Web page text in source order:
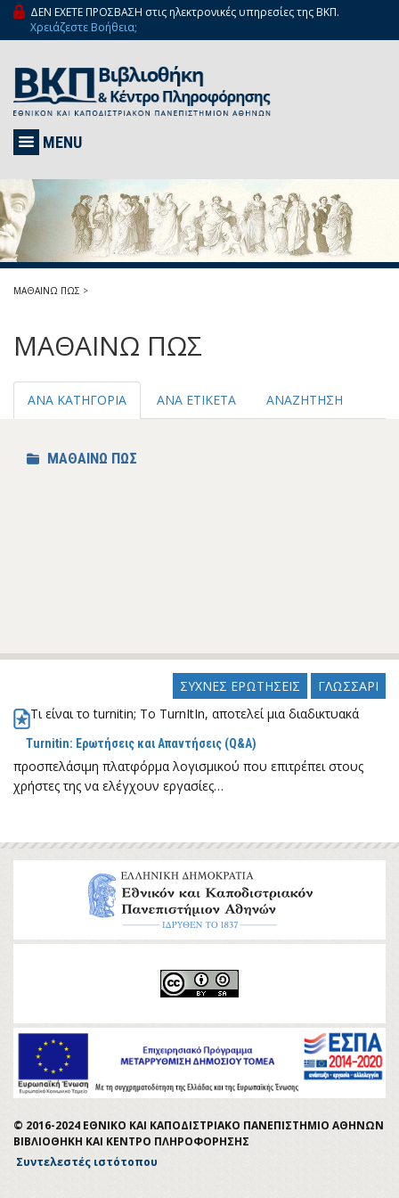
ΔΕΝ ΕΧΕΤΕ ΠΡΟΣΒΑΣΗ στις ηλεκτρονικές υπηρεσίες της ΒΚΠ.
Χρειάζεστε Βοήθεια;
MENU
ΜΑΘΑΙΝΩ ΠΩΣ >
ΜΑΘΑΙΝΩ ΠΩΣ
ΑΝΑ ΚΑΤΗΓΟΡΙΑ ΑΝΑ ΕΤΙΚΕΤΑ ΑΝΑΖΗΤΗΣΗ
ΜΑΘΑΙΝΩ ΠΩΣ
ΣΥΧΝΕΣ ΕΡΩΤΗΣΕΙΣ ΓΛΩΣΣΑΡΙ
Turnitin: Ερωτήσεις και Απαντήσεις (Q&A)
Τι είναι το turnitin; Το TurnItIn, αποτελεί μια διαδικτυακά
προσπελάσιμη πλατφόρμα λογισμικού που επιτρέπει στους
χρήστες της να ελέγχουν εργασίες…
© 2016-2024 ΕΘΝΙΚΟ ΚΑΙ ΚΑΠΟΔΙΣΤΡΙΑΚΟ ΠΑΝΕΠΙΣΤΗΜΙΟ ΑΘΗΝΩΝ
ΒΙΒΛΙΟΘΗΚΗ ΚΑΙ ΚΕΝΤΡΟ ΠΛΗΡΟΦΟΡΗΣΗΣ
Συντελεστές ιστότοπου